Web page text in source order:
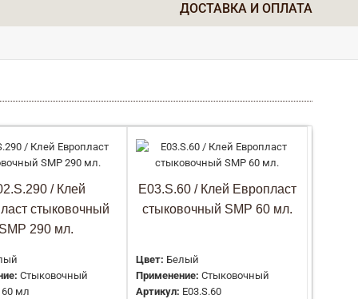
ДОСТАВКА И ОПЛАТА
Количество в упаковке: 12 шт
Емкость: 290 мл
Артикул:
Клей монтажный акриловый StarMount 290
Страна:
/ Клей
стыковочный
SMP 290 мл.
Стыковочный
60 мл
E03.S.60 / Клей Европласт
стыковочный SMP 60 мл.
Цвет: Белый
Применение: Стыковочный
Артикул: E03.S.60